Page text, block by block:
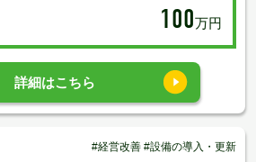
100万円
詳細はこちら
#経営改善 #設備の導入・更新